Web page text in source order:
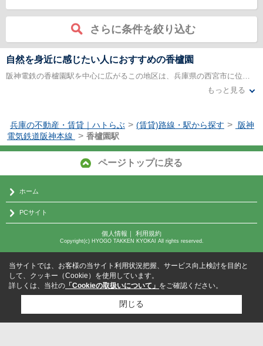
さらに条件を絞り込む
自然を身近に感じたい人におすすめの香櫨園
阪神電鉄の香櫨園駅を中心に広がるこの地区は、兵庫県の西宮市に位置し、高級住宅街として有名な芦屋市に隣接している。駅の周辺には、マンションやアパートなどの賃貸物件が多い。落ち着いた住宅街として知られるこの地域には、学校などの各種教育機関がいくつもあるため、アットホームな雰囲気が漂っている。国道43号線や臨港線沿いには、ショッピングセンターや飲食店も多く、徒歩および自転車で生活のすべてを十分まかなうことが出来る。
桜の時期には各地から観光客が訪れる夙川が南北に流れており、川を下っていくと西宮浜にたどり着く。夙川や西宮浜の近辺には公園や散歩道などが整備されていて、休日には多くの人でにぎわっている。香櫨園地区の賃貸物件は、生活するのに便利な阪神間に住みながら、自然も身近に感じたいという人に特におすすめである。わざわざウォーキングやジョギングをしに来るという人もいるほどなので、スポーツが趣味という人もぜひ一度検討してみて欲しい。
もっと見る
兵庫の不動産・賃貸｜ハトらぶ > (賃貸)路線・駅から探す >
阪神
電気鉄道阪神本線
> 香櫨園駅
ページトップに戻る
ホーム
PCサイト
個人情報 ｜ 利用規約
Copyright(c) HYOGO TAKKEN KYOKAI All rights reserved.
当サイトでは、お客様の当サイト利用状況把握、サービス向上検討を目的と
して、クッキー（Cookie）を使用しています。
詳しくは、当社の 「Cookieの取扱いについて」 をご確認ください。
閉じる